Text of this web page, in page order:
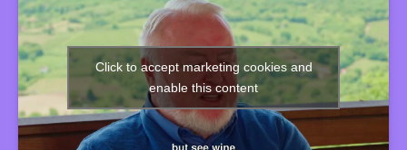
Click to accept marketing cookies and
enable this content